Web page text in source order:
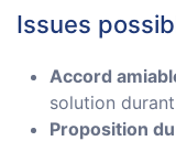
Issues
Accord
solution
Proposition